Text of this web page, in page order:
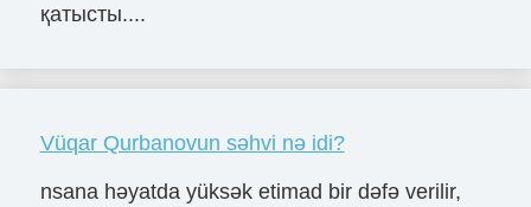
қатысты....
Vüqar Qurbanovun səhvi nə idi?
nsana həyatda yüksək etimad bir dəfə verilir,